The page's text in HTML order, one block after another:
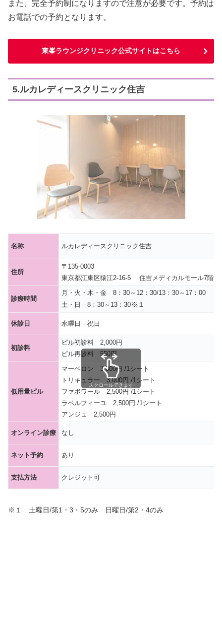
また、完全予約制になりますので注意が必要です。予約は
お電話での予約となります。
東峯ラウンジクリニック公式サイトはこちら
5.ルカレディースクリニック住吉
名称 ルカレディースクリニック住吉
住所
〒 135-0003
東京都江東区猿江2-16-5
住吉メディカルモール7階
診療時間
月・火・木・金 8：30～12：30/13：30～17：00
土・日 8：30～13：30※１
休診日 水曜日 祝日
初診料
ピル初診料 2,000円
ピル再診料 550円
低用量ピル
マーベロン 3,000円 /1シート
トリキュラー 3,000円 /1シート
ファボワール 2,500円 /1シート
ラベルフィーユ 2,500円 /1シート
アンジュ 2,500円
オンライン診療 なし
ネット予約 あり
支払方法 クレジット可
スクロールできます
※１ 土曜日/第1・3・5のみ 日曜日/第2・4のみ